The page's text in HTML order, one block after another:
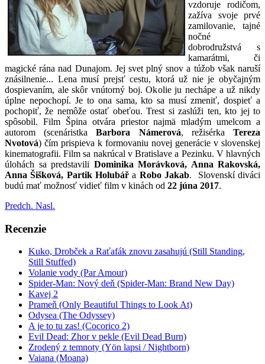
vzdoruje rodičom,
zažíva svoje prvé
zamilovanie, tajné
nočné
dobrodružstvá s
kamarátmi, či
magické rána nad Dunajom. Jej svet plný snov a túžob však naruší
znásilnenie... Lena musí prejsť cestu, ktorá už nie je obyčajným
dospievaním, ale skôr vnútorný boj. Okolie ju nechápe a už nikdy
úplne nepochopí. Je to ona sama, kto sa musí zmeniť, dospieť a
pochopiť, že nemôže ostať obeťou. Trest si zaslúži ten, kto jej to
spôsobil. Film Špina otvára priestor najmä mladým umelcom a
autorom (scenáristka Barbora Námerová, režisérka Tereza
Nvotová) čím prispieva k formovaniu novej generácie v slovenskej
kinematografii. Film sa nakrúcal v Bratislave a Pezinku. V hlavných
úlohách sa predstavili Dominika Morávková, Anna Rakovská,
Anna Šišková, Partik Holubář a Robo Jakab. Slovenskí diváci
budú mať možnosť vidieť film v kinách od 22 júna 2017.
Predch. Nasl.
Recenzie
Kuko, Drobček a Raťafák znovu zasahujú (Still Standing,
Still Stuffed)
Volanie vody (Par Amour)
Spider-Man: Nový deň (Spider-Man: Brand New Day)
Kavej 2
Prameň (Only Beautiful Things to Look At)
Odysea (The Odyssey)
A je to tu zas! (Cocorico 2)
Evil Dead: Zhor v pekle (Evil Dead Burn)
Zrodený z temnoty (Yön lapsi / Nightborn)
Vaiana (Moana)